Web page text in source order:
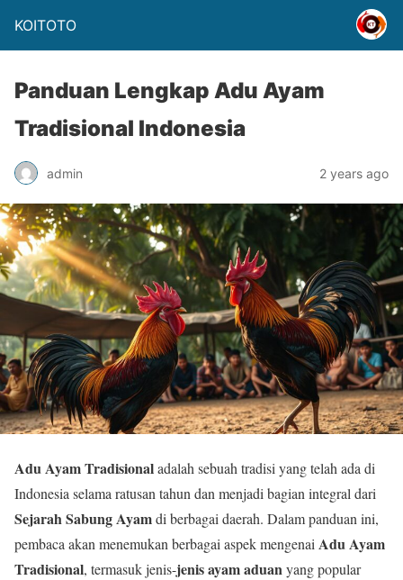
KOITOTO
Panduan Lengkap Adu Ayam
Tradisional Indonesia
admin 2 years ago
Adu Ayam Tradisionaladalah sebuah tradisi yang telah ada di
Indonesia selama ratusan tahun dan menjadi bagian integral dari
Sejarah Sabung Ayamdi berbagai daerah. Dalam panduan ini,
pembaca akan menemukan berbagai aspek mengenai Adu Ayam
Tradisional, termasuk jenis-jenis ayam aduanyang popular